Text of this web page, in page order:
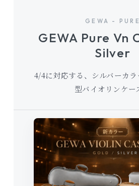
GEWA - PURE
GEWA Pure Vn
Silver
4/4に対応する、シルバーカ
型バイオリンケー